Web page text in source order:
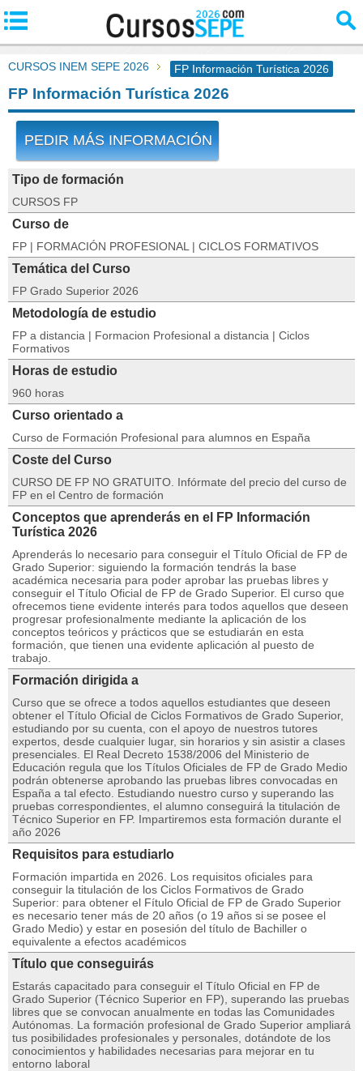
CURSOS INEM SEPE 2026 FP Información Turística 2026
FP Información Turística 2026
PEDIR MÁS INFORMACIÓN
Tipo de formación
CURSOS FP
Curso de
FP | FORMACIÓN PROFESIONAL | CICLOS FORMATIVOS
Temática del Curso
FP Grado Superior 2026
Metodología de estudio
FP a distancia | Formacion Profesional a distancia | Ciclos
Formativos
Horas de estudio
960 horas
Curso orientado a
Curso de Formación Profesional para alumnos en España
Coste del Curso
CURSO DE FP NO GRATUITO. Infórmate del precio del curso de
FP en el Centro de formación
Conceptos que aprenderás en el FP Información
Turística 2026
Aprenderás lo necesario para conseguir el Título Oficial de FP de
Grado Superior: siguiendo la formación tendrás la base
académica necesaria para poder aprobar las pruebas libres y
conseguir el Título Oficial de FP de Grado Superior. El curso que
ofrecemos tiene evidente interés para todos aquellos que deseen
progresar profesionalmente mediante la aplicación de los
conceptos teóricos y prácticos que se estudiarán en esta
formación, que tienen una evidente aplicación al puesto de
trabajo.
Formación dirigida a
Curso que se ofrece a todos aquellos estudiantes que deseen
obtener el Título Oficial de Ciclos Formativos de Grado Superior,
estudiando por su cuenta, con el apoyo de nuestros tutores
expertos, desde cualquier lugar, sin horarios y sin asistir a clases
presenciales. El Real Decreto 1538/2006 del Ministerio de
Educación regula que los Títulos Oficiales de FP de Grado Medio
podrán obtenerse aprobando las pruebas libres convocadas en
España a tal efecto. Estudiando nuestro curso y superando las
pruebas correspondientes, el alumno conseguirá la titulación de
Técnico Superior en FP. Impartiremos esta formación durante el
año 2026
Requisitos para estudiarlo
Formación impartida en 2026. Los requisitos oficiales para
conseguir la titulación de los Ciclos Formativos de Grado
Superior: para obtener el Fítulo Oficial de FP de Grado Superior
es necesario tener más de 20 años (o 19 años si se posee el
Grado Medio) y estar en posesión del título de Bachiller o
equivalente a efectos académicos
Título que conseguirás
Estarás capacitado para conseguir el Título Oficial en FP de
Grado Superior (Técnico Superior en FP), superando las pruebas
libres que se convocan anualmente en todas las Comunidades
Autónomas. La formación profesional de Grado Superior ampliará
tus posibilidades profesionales y personales, dotándote de los
conocimientos y habilidades necesarias para mejorar en tu
entorno laboral